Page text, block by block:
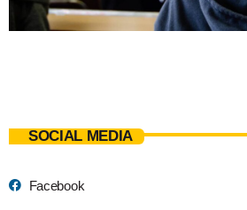
SOCIAL MEDIA
Facebook